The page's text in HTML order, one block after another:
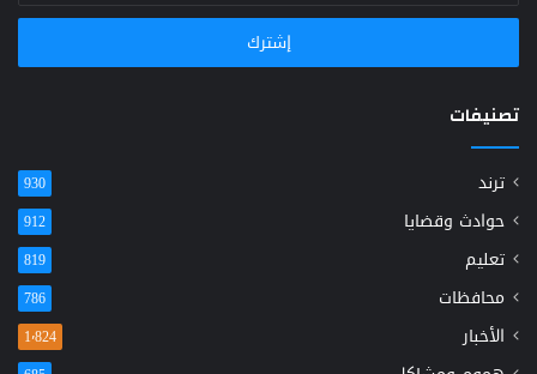
الإلكتروني
تصنيفات
ترند 930
حوادث وقضايا 912
تعليم 819
محافظات 786
الأخبار 1٬824